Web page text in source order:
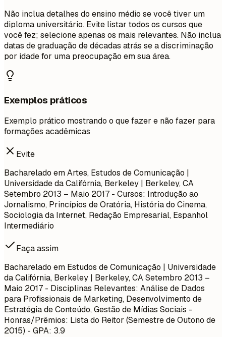
Não inclua detalhes do ensino médio se você tiver um
diploma universitário. Evite listar todos os cursos que
você fez; selecione apenas os mais relevantes. Não inclua
datas de graduação de décadas atrás se a discriminação
por idade for uma preocupação em sua área.
Exemplos práticos
Exemplo prático mostrando o que fazer e não fazer para
formações acadêmicas
Evite
Bacharelado em Artes, Estudos de Comunicação |
Universidade da Califórnia, Berkeley | Berkeley, CA
Setembro 2013 – Maio 2017 - Cursos: Introdução ao
Jornalismo, Princípios de Oratória, História do Cinema,
Sociologia da Internet, Redação Empresarial, Espanhol
Intermediário
Faça assim
Bacharelado em Estudos de Comunicação | Universidade
da Califórnia, Berkeley | Berkeley, CASetembro 2013 –
Maio 2017 - Disciplinas Relevantes: Análise de Dados
para Profissionais de Marketing, Desenvolvimento de
Estratégia de Conteúdo, Gestão de Mídias Sociais -
Honras/Prêmios: Lista do Reitor (Semestre de Outono de
2015) - GPA: 3.9